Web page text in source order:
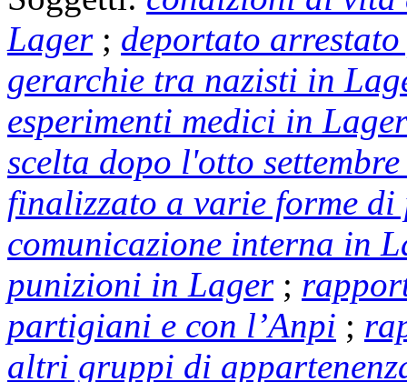
Lager; deportato
gerarchie tra nazisti in
esperimenti medici in Lager
scelta dopo l'otto
finalizzato a varie forme di
comunicazione interna in
punizioni in Lager;
partigiani e con l’Anpi ;
altri gruppi di